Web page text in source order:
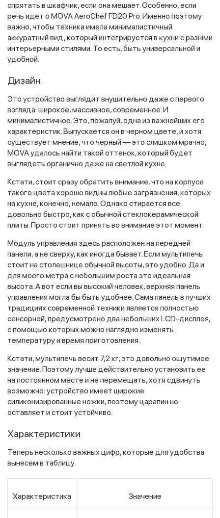
спрятать в шкафчик, если она мешает. Особенно, если
речь идет о MOVA AeroChef FD20 Pro. Именно поэтому
важно, чтобы техника имела минималистичный
аккуратный вид, который интегрируется в кухни с разніми
интерьерными стилями. То есть, быть универсальной и
удобной.
Дизайн
Это устройство выглядит внушительно даже с первого
взгляда: широкое, массивное, современное. И
минималистичное. Это, пожалуй, одна из важнейших его
характеристик. Выпускается он в черном цвете, и хотя
существует мнение, что черный — это слишком мрачно,
MOVA удалось найти такой оттенок, который будет
выглядеть органично даже на светлой кухне.
Кстати, стоит сразу обратить внимание, что на корпусе
такого цвета хорошо видны любые загрязнения, которых
на кухне, конечно, немало. Однако стирается все
довольно быстро, как с обычной стеклокерамической
плиты. Просто стоит принять во внимание этот момент.
Модуль управления здесь расположен на передней
панели, а не сверху, как иногда бывает. Если мультипечь
стоит на столешнице обычной высоты, это удобно. Да и
для моего метра с небольшим роста это идеальная
высота. А вот если вы высокий человек, верхняя панель
управления могла бы быть удобнее. Сама панель в лучших
традициях современной техники является полностью
сенсорной, предусмотрено два небольших LCD-дисплея,
с помощью которых можно наглядно изменять
температуру и время приготовления.
Кстати, мультипечь весит 7,2 кг; это довольно ощутимое
значение. Поэтому лучше действительно установить ее
на постоянном месте и не перемещать, хотя сдвинуть
возможно: устройство имеет широкие
силиконизированные ножки, поэтому царапин не
оставляет и стоит устойчиво.
Характеристики
Теперь несколько важных цифр, которые для удобства
вынесем в таблицу.
Характеристика Значение